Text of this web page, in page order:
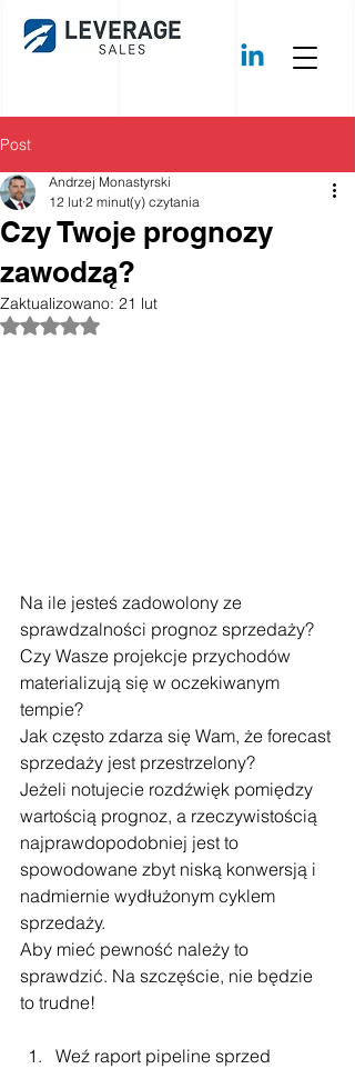
Post
Czy Twoje prognozy
zawodzą?
Andrzej Monastyrski
12 lut 2 minut(y) czytania
Zaktualizowano: 21 lut
Oceniono na NaN z 5 gwiazdek.
Na ile jesteś zadowolony ze
sprawdzalności prognoz sprzedaży?
Czy Wasze projekcje przychodów
materializują się w oczekiwanym
tempie?
Jak często zdarza się Wam, że forecast
sprzedaży jest przestrzelony?
Jeżeli notujecie rozdźwięk pomiędzy
wartością prognoz, a rzeczywistością
najprawdopodobniej jest to
spowodowane zbyt niską konwersją i
nadmiernie wydłużonym cyklem
sprzedaży.
Aby mieć pewność należy to
sprawdzić. Na szczęście, nie będzie
to trudne!
Weź raport pipeline sprzed